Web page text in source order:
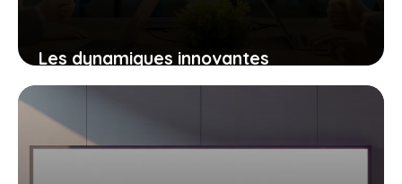
Les dynamiques innovantes
d’Anaxago qui stimulent
l’investissement participatif
aujourd’hui